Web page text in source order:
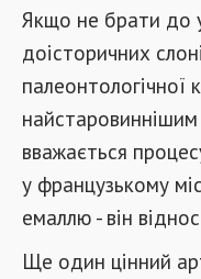
Якщо не брати до
доісторичних
палеонтологічної
вважається
у французькому
емаллю - він
Ще один цінний